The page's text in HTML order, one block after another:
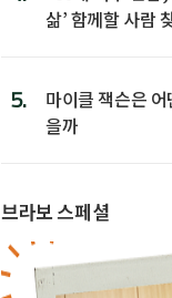
삶’ 함께할 사람
5.
마이클 잭슨은
을까
브라보 스페셜